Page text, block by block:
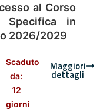
al Corso
Specifica in
2026/2029
Scaduto
da:
12
giorni
Maggiori
dettagli